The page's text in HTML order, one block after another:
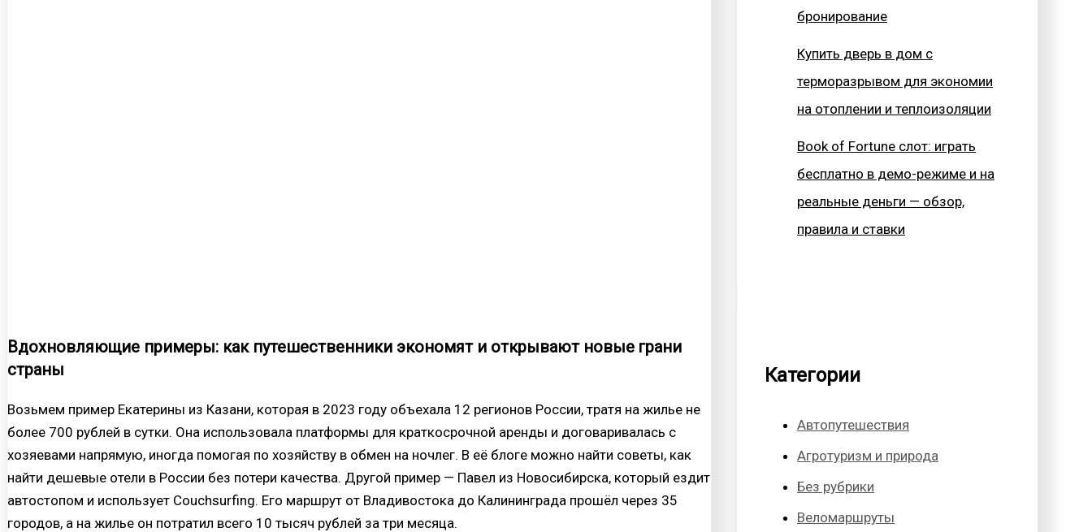
Вдохновляющие примеры: как путешественники экономят и открывают новые грани
страны
Возьмем пример Екатерины из Казани, которая в 2023 году объехала 12 регионов России, тратя на жилье не
более 700 рублей в сутки. Она использовала платформы для краткосрочной аренды и договаривалась с
хозяевами напрямую, иногда помогая по хозяйству в обмен на ночлег. В её блоге можно найти советы, как
найти дешевые отели в России без потери качества. Другой пример — Павел из Новосибирска, который ездит
автостопом и использует Couchsurfing. Его маршрут от Владивостока до Калининграда прошёл через 35
городов, а на жилье он потратил всего 10 тысяч рублей за три месяца.
бронирование
Купить дверь в дом с
терморазрывом для экономии
на отоплении и теплоизоляции
Book of Fortune слот: играть
бесплатно в демо-режиме и на
реальные деньги — обзор,
правила и ставки
Категории
Автопутешествия
Агротуризм и природа
Без рубрики
Веломаршруты